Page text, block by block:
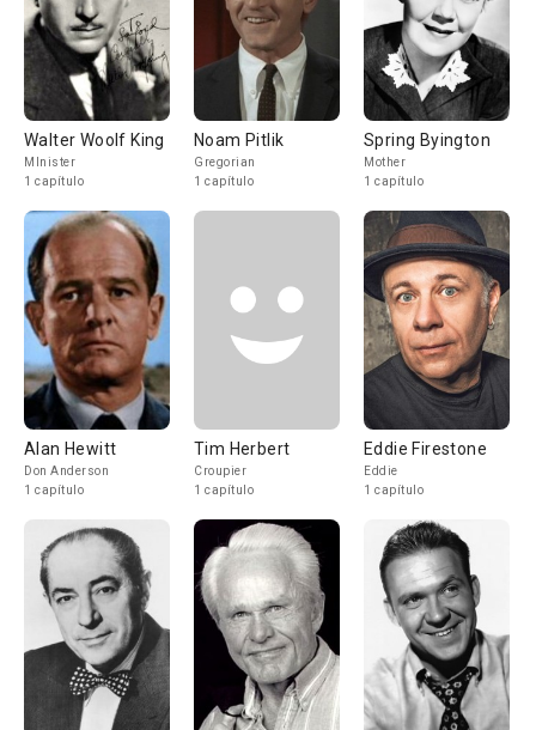
Walter Woolf King
MInister
1 capítulo
Noam Pitlik
Gregorian
1 capítulo
Spring Byington
Mother
1 capítulo
Alan Hewitt
Don Anderson
1 capítulo
Tim Herbert
Croupier
1 capítulo
Eddie Firestone
Eddie
1 capítulo